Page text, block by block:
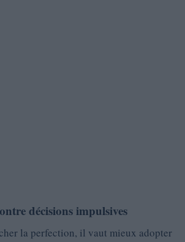
décisions impulsives
la perfection, il vaut mieux adopter